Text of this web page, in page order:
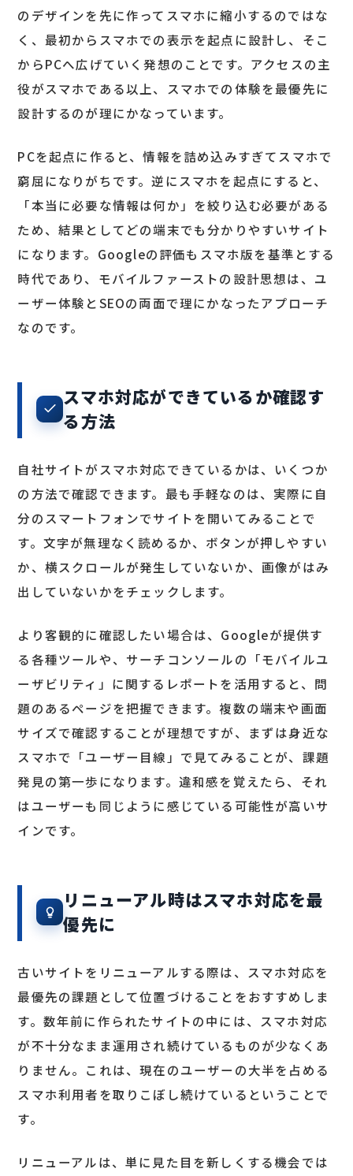
のデザインを先に作ってスマホに縮小するのではな
く、最初からスマホでの表示を起点に設計し、そこ
からPCへ広げていく発想のことです。アクセスの主
役がスマホである以上、スマホでの体験を最優先に
設計するのが理にかなっています。
PCを起点に作ると、情報を詰め込みすぎてスマホで
窮屈になりがちです。逆にスマホを起点にすると、
「本当に必要な情報は何か」を絞り込む必要がある
ため、結果としてどの端末でも分かりやすいサイト
になります。Googleの評価もスマホ版を基準とする
時代であり、モバイルファーストの設計思想は、ユ
ーザー体験とSEOの両面で理にかなったアプローチ
なのです。
スマホ対応ができているか確認す
る方法
自社サイトがスマホ対応できているかは、いくつか
の方法で確認できます。最も手軽なのは、実際に自
分のスマートフォンでサイトを開いてみることで
す。文字が無理なく読めるか、ボタンが押しやすい
か、横スクロールが発生していないか、画像がはみ
出していないかをチェックします。
より客観的に確認したい場合は、Googleが提供す
る各種ツールや、サーチコンソールの「モバイルユ
ーザビリティ」に関するレポートを活用すると、問
題のあるページを把握できます。複数の端末や画面
サイズで確認することが理想ですが、まずは身近な
スマホで「ユーザー目線」で見てみることが、課題
発見の第一歩になります。違和感を覚えたら、それ
はユーザーも同じように感じている可能性が高いサ
インです。
リニューアル時はスマホ対応を最
優先に
古いサイトをリニューアルする際は、スマホ対応を
最優先の課題として位置づけることをおすすめしま
す。数年前に作られたサイトの中には、スマホ対応
が不十分なまま運用され続けているものが少なくあ
りません。これは、現在のユーザーの大半を占める
スマホ利用者を取りこぼし続けているということで
す。
リニューアルは、単に見た目を新しくする機会では